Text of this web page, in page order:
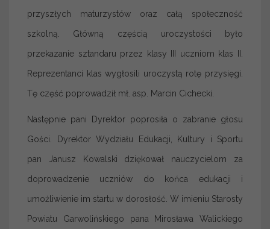
przyszłych maturzystów oraz całą społeczność
szkolną. Główną częścią uroczystości było
przekazanie sztandaru przez klasy III uczniom klas II.
Reprezentanci klas wygłosili uroczystą rotę przysięgi.
Tę część poprowadził mł. asp. Marcin Cichecki.
Następnie pani Dyrektor poprosiła o zabranie głosu
Gości. Dyrektor Wydziału Edukacji, Kultury i Sportu
pan Janusz Kowalski dziękował nauczycielom za
doprowadzenie uczniów do końca edukacji i
umożliwienie im startu w dorosłość. W imieniu Starosty
Powiatu Garwolińskiego pana Mirosława Walickiego